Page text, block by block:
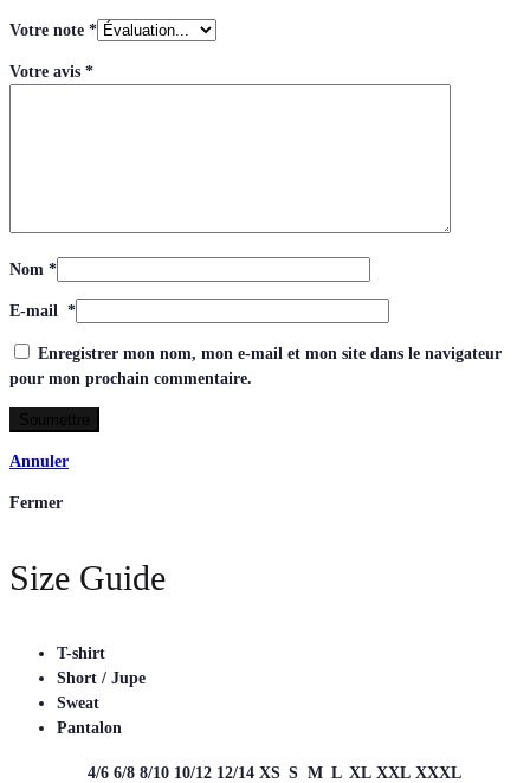
Votre note *
Votre avis *
Nom *
E-mail *
Enregistrer mon nom, mon e-mail et mon site dans le navigateur
pour mon prochain commentaire.
Annuler
Fermer
Size Guide
T-shirt
Short / Jupe
Sweat
Pantalon
4/6 6/8 8/10 10/12 12/14 XS S M L XL XXL XXXL